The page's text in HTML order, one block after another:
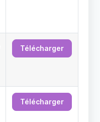
Télécharger
Télécharger